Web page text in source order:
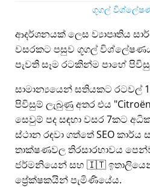
ගූගල්
ආදර්ශනයක් ලෙස ව්‍යාපෘතිය
වසරකට පසුව ගූගල්
පැවති සෑම රටකින්ම පාහේ
සාමාන්‍යයෙන් සතියකට රටවල්
පිවිසුම් ලැබුණු අතර එය
සෙවුම් පද සඳහා වසර 7කට
ස්ථාන රඳවා ගත්තේ SEO කාර්ය
තාක්ෂණවල තිරසාරභාවය
ජර්මනියෙන් සහ 🇮🇹
ප්‍රේක්ෂකයින් පැමිණියේය.